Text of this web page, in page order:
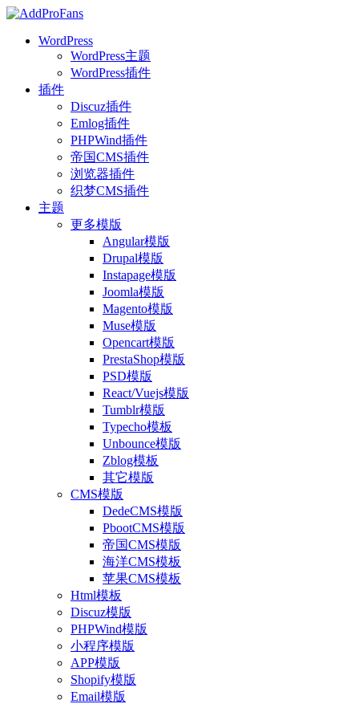
WordPress
WordPress主题
WordPress插件
插件
Discuz插件
Emlog插件
PHPWind插件
帝国CMS插件
浏览器插件
织梦CMS插件
主题
更多模版
Angular模版
Drupal模版
Instapage模版
Joomla模版
Magento模版
Muse模版
Opencart模版
PrestaShop模版
PSD模版
React/Vuejs模版
Tumblr模版
Typecho模板
Unbounce模版
Zblog模板
其它模版
CMS模版
DedeCMS模版
PbootCMS模版
帝国CMS模版
海洋CMS模板
苹果CMS模板
Html模板
Discuz模版
PHPWind模版
小程序模版
APP模版
Shopify模版
Email模版